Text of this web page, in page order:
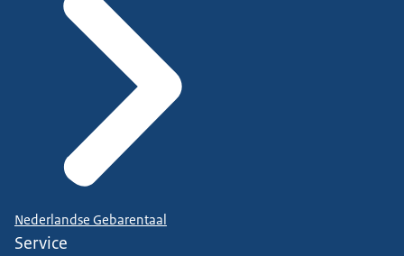
Nederlandse Gebarentaal
Service